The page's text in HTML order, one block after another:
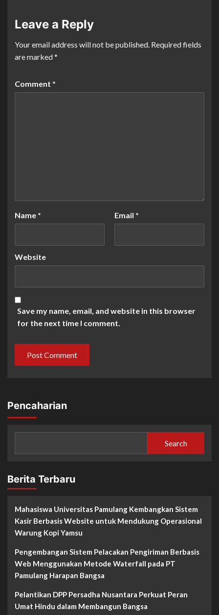
Leave a Reply
Your email address will not be published. Required fields
are marked*
Comment *
Name * Email *
Website
Save my name, email, and website in this browser
for the next time I comment.
Pencaharian
Search
Berita Terbaru
Mahasiswa Universitas Pamulang Kembangkan Sistem
Kasir Berbasis Website untuk Mendukung Operasional
Warung Kopi Yamsu
Pengembangan Sistem Pelacakan Pengiriman Berbasis
Web Menggunakan Metode Waterfall pada PT
Pamulang Harapan Bangsa
Pelantikan DPP Persadha Nusantara Perkuat Peran
Umat Hindu dalam Membangun Bangsa